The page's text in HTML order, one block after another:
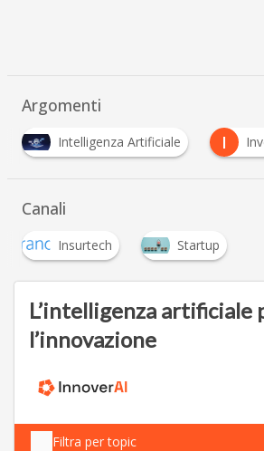
Argomenti
Artificiale I Investimenti
Canali
Insurtech Startup
L’intelligenza artificiale
l’innovazione
Filtra per topic